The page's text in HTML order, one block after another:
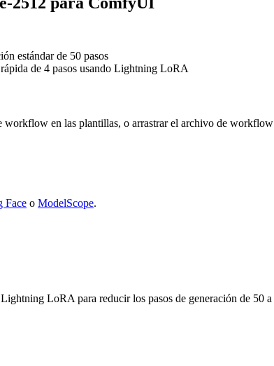
estándar de 50 pasos
de 4 pasos usando Lightning LoRA
en las plantillas, o arrastrar el archivo de
Face o ModelScope.
LoRA para reducir los pasos de generación de 50 a